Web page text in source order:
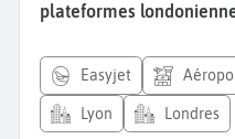
plateformes
easyjet
Lyon Londres